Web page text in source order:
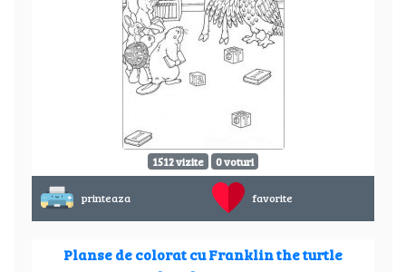
1512 vizite 0 voturi
printeaza favorite
Planse de colorat cu Franklin the turtle